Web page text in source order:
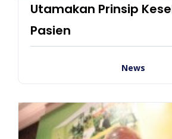
Utamakan Prinsip
Pasien
News